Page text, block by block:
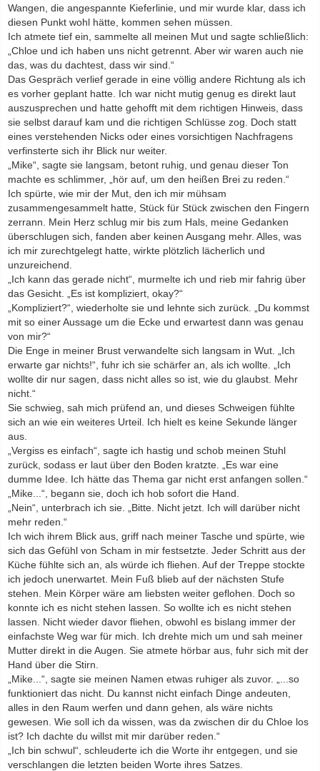
Wangen, die angespannte Kieferlinie, und mir wurde klar, dass ich
diesen Punkt wohl hätte, kommen sehen müssen.
Ich atmete tief ein, sammelte all meinen Mut und sagte schließlich:
„Chloe und ich haben uns nicht getrennt. Aber wir waren auch nie
das, was du dachtest, dass wir sind.“
Das Gespräch verlief gerade in eine völlig andere Richtung als ich
es vorher geplant hatte. Ich war nicht mutig genug es direkt laut
auszusprechen und hatte gehofft mit dem richtigen Hinweis, dass
sie selbst darauf kam und die richtigen Schlüsse zog. Doch statt
eines verstehenden Nicks oder eines vorsichtigen Nachfragens
verfinsterte sich ihr Blick nur weiter.
„Mike“, sagte sie langsam, betont ruhig, und genau dieser Ton
machte es schlimmer, „hör auf, um den heißen Brei zu reden.“
Ich spürte, wie mir der Mut, den ich mir mühsam
zusammengesammelt hatte, Stück für Stück zwischen den Fingern
zerrann. Mein Herz schlug mir bis zum Hals, meine Gedanken
überschlugen sich, fanden aber keinen Ausgang mehr. Alles, was
ich mir zurechtgelegt hatte, wirkte plötzlich lächerlich und
unzureichend.
„Ich kann das gerade nicht“, murmelte ich und rieb mir fahrig über
das Gesicht. „Es ist kompliziert, okay?“
„Kompliziert?“, wiederholte sie und lehnte sich zurück. „Du kommst
mit so einer Aussage um die Ecke und erwartest dann was genau
von mir?“
Die Enge in meiner Brust verwandelte sich langsam in Wut. „Ich
erwarte gar nichts!“, fuhr ich sie schärfer an, als ich wollte. „Ich
wollte dir nur sagen, dass nicht alles so ist, wie du glaubst. Mehr
nicht.“
Sie schwieg, sah mich prüfend an, und dieses Schweigen fühlte
sich an wie ein weiteres Urteil. Ich hielt es keine Sekunde länger
aus.
„Vergiss es einfach“, sagte ich hastig und schob meinen Stuhl
zurück, sodass er laut über den Boden kratzte. „Es war eine
dumme Idee. Ich hätte das Thema gar nicht erst anfangen sollen.“
„Mike...“, begann sie, doch ich hob sofort die Hand.
„Nein“, unterbrach ich sie. „Bitte. Nicht jetzt. Ich will darüber nicht
mehr reden.“
Ich wich ihrem Blick aus, griff nach meiner Tasche und spürte, wie
sich das Gefühl von Scham in mir festsetzte. Jeder Schritt aus der
Küche fühlte sich an, als würde ich fliehen. Auf der Treppe stockte
ich jedoch unerwartet. Mein Fuß blieb auf der nächsten Stufe
stehen. Mein Körper wäre am liebsten weiter geflohen. Doch so
konnte ich es nicht stehen lassen. So wollte ich es nicht stehen
lassen. Nicht wieder davor fliehen, obwohl es bislang immer der
einfachste Weg war für mich. Ich drehte mich um und sah meiner
Mutter direkt in die Augen. Sie atmete hörbar aus, fuhr sich mit der
Hand über die Stirn.
„Mike...“, sagte sie meinen Namen etwas ruhiger als zuvor. „...so
funktioniert das nicht. Du kannst nicht einfach Dinge andeuten,
alles in den Raum werfen und dann gehen, als wäre nichts
gewesen. Wie soll ich da wissen, was da zwischen dir du Chloe los
ist? Ich dachte du willst mit mir darüber reden.“
„Ich bin schwul“, schleuderte ich die Worte ihr entgegen, und sie
verschlangen die letzten beiden Worte ihres Satzes.